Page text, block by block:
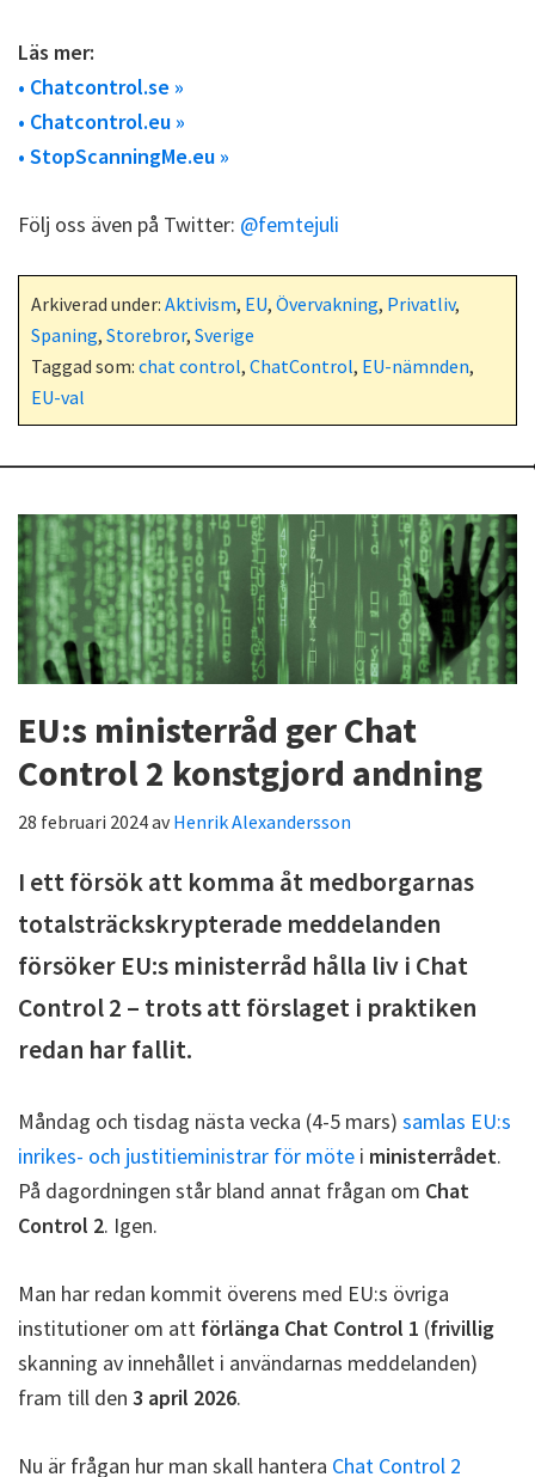
Läs mer:
• Chatcontrol.se »
• Chatcontrol.eu »
• StopScanningMe.eu »
Följ oss även på Twitter: @femtejuli
Arkiverad under: Aktivism, EU, Övervakning, Privatliv,
Spaning, Storebror, Sverige
Taggad som: chat control, ChatControl, EU-nämnden,
EU-val
EU:s ministerråd ger Chat
Control 2 konstgjord andning
28 februari 2024avHenrik Alexandersson
I ett försök att komma åt medborgarnas
totalsträckskrypterade meddelanden
försöker EU:s ministerråd hålla liv i Chat
Control 2 – trots att förslaget i praktiken
redan har fallit.
Måndag och tisdag nästa vecka (4-5 mars) samlas EU:s
inrikes- och justitieministrar för möte i ministerrådet.
På dagordningen står bland annat frågan om Chat
Control 2. Igen.
Man har redan kommit överens med EU:s övriga
institutioner om att förlänga Chat Control 1 (frivillig
skanning av innehållet i användarnas meddelanden)
fram till den 3 april 2026.
Nu är frågan hur man skall hantera Chat Control 2